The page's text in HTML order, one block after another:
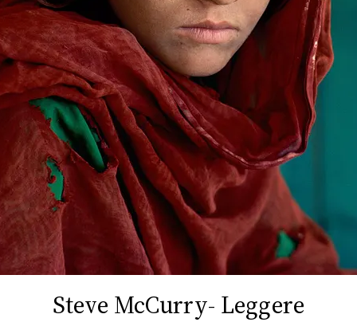
EVENTI
VIDEO
TV
PRINCIPATO
DI
MONACO
RMC
CONSIGLIA
Steve McCurry- Leggere